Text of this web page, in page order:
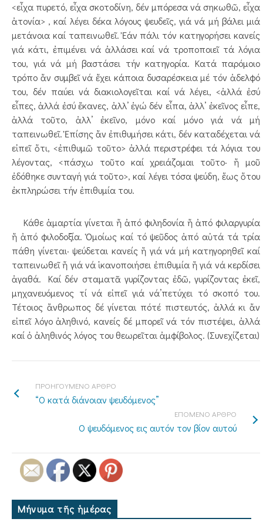
<εἶχα πυρετό, εἶχα σκοτοδίνη, δέν μπόρεσα νά σηκωθῶ, εἶχα
ἀτονία> , καί λέγει δέκα λόγους ψευδεῖς, γιά νά μή βάλει μιά
μετάνοια καί ταπεινωθεῖ. Ἐάν πάλι τόν κατηγορήσει κανείς
γιά κάτι, ἐπιμένει νά ἀλλάσει καί νά τροποποιεῖ τά λόγια
του, γιά νά μή βαστάσει τήν κατηγορία. Κατά παρόμοιο
τρόπο ἄν συμβεῖ νά ἔχει κάποια δυσαρέσκεια μέ τόν ἀδελφό
του, δέν παύει νά διακιολογεῖται καί νά λέγει, <ἀλλά ἐσύ
εἶπες, ἀλλά ἐσύ ἔκανες, ἀλλ’ ἐγώ δέν εἶπα, ἀλλ’ ἐκεῖνος εἶπε,
ἀλλά τοῦτο, ἀλλ’ ἐκεῖνο, μόνο καί μόνο γιά νά μή
ταπεινωθεῖ. Ἐπίσης ἄν ἐπιθυμήσει κάτι, δέν καταδέχεται νά
εἰπεῖ ὅτι, <ἐπιθυμῶ τοῦτο> ἀλλά περιστρέφει τά λόγια του
λέγοντας, <πάσχω τοῦτο καί χρειάζομαι τοῦτο· ἤ μοῦ
ἐδόθηκε συνταγή γιά τοῦτο>, καί λέγει τόσα ψεύδη, ἕως ὅτου
ἐκπληρώσει τήν ἐπιθυμία του.
Κάθε ἁμαρτία γίνεται ἤ ἀπό φιληδονία ἤ ἀπό φιλαργυρία
ἤ ἀπό φιλοδοξία. Ὁμοίως καί τό ψεῦδος ἀπό αὐτά τά τρία
πάθη γίνεται· ψεύδεται κανείς ἤ γιά νά μή κατηγορηθεῖ καί
ταπεινωθεῖ ἤ γιά νά ἱκανοποιήσει ἐπιθυμία ἤ γιά νά κερδίσει
ἀγαθά. Καί δέν σταματᾶ γυρίζοντας ἐδῶ, γυρίζοντας ἐκεῖ,
μηχανευόμενος τί νά εἰπεῖ γιά νά’πετύχει τό σκοπό του.
Τέτοιος ἄνθρωπος δέ γίνεται πότέ πιστευτός, ἀλλά κι ἄν
εἰπεῖ λόγο ἀληθινό, κανείς δέ μπορεῖ νά τόν πιστέψει, ἀλλά
καί ὀ ἀληθινός λόγος του θεωρεῖται ἀμφίβολος. (Συνεχίζεται)
ΠΡΟΗΓΟΥΜΕΝΟ ΑΡΘΡΟ
“Ο κατά διάνοιαν ψευδόμενος”
ΕΠΟΜΕΝΟ ΑΡΘΡΟ
Ο ψευδόμενος εις αυτόν τον βίον αυτού
Μήνυμα τῆς ἡμέρας